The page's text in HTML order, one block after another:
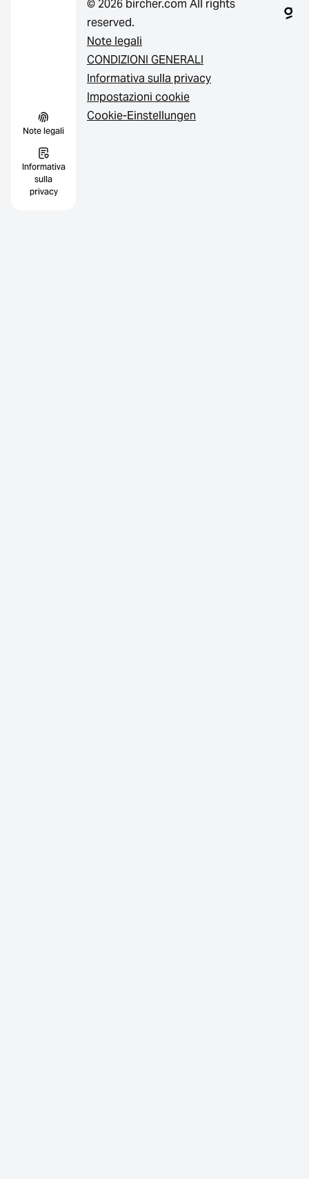
Note legali
Informativa
sulla
privacy
© 2026 bircher.com All rights
reserved.
Note legali
CONDIZIONI GENERALI
Informativa sulla privacy
Impostazioni cookie
Cookie-Einstellungen